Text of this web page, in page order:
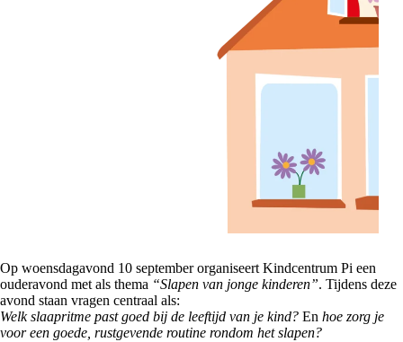
Op woensdagavond 10 september organiseert Kindcentrum Pi een
ouderavond met als thema “Slapen van jonge kinderen”. Tijdens deze
avond staan vragen centraal als:
Welk slaapritme past goed bij de leeftijd van je kind? En hoe zorg je
voor een goede, rustgevende routine rondom het slapen?